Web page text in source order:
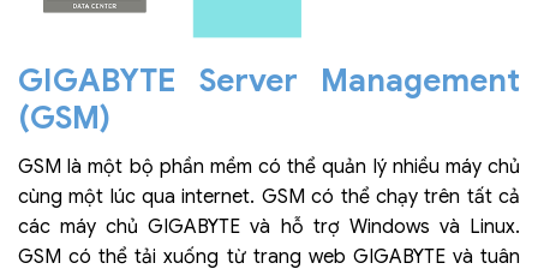
GIGABYTE Server Management
(GSM)
GSM là một bộ phần mềm có thể quản lý nhiều máy chủ
cùng một lúc qua internet. GSM có thể chạy trên tất cả
các máy chủ GIGABYTE và hỗ trợ Windows và Linux.
GSM có thể tải xuống từ trang web GIGABYTE và tuân